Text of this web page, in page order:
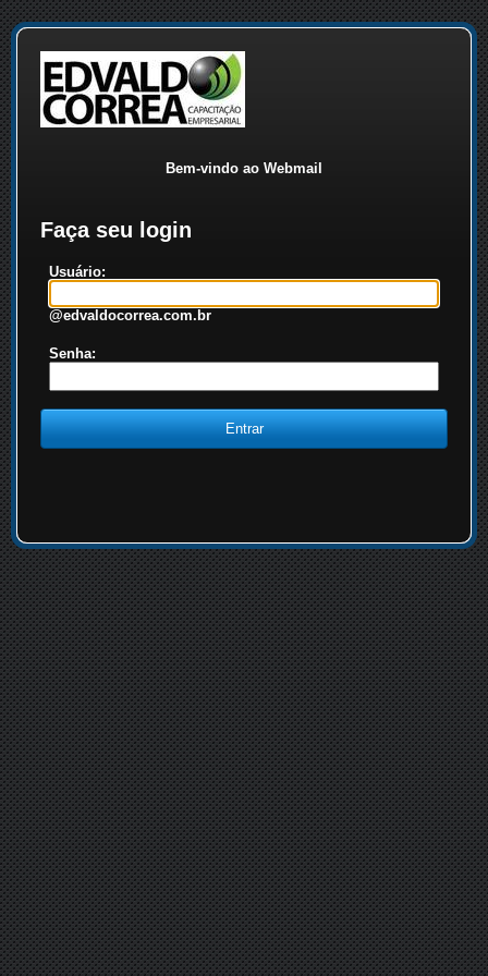
Bem-vindo ao Webmail
Faça seu login
Usuário:
@edvaldocorrea.com.br
Senha: